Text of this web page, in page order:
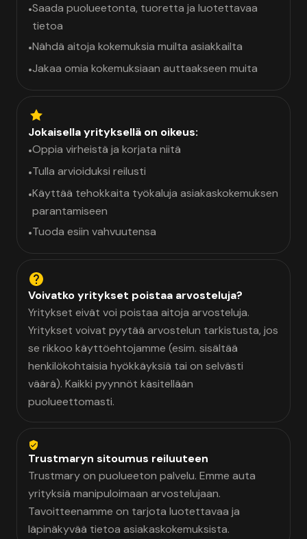
•Saada puolueetonta, tuoretta ja luotettavaa
tietoa
•Nähdä aitoja kokemuksia muilta asiakkailta
•Jakaa omia kokemuksiaan auttaakseen muita
Jokaisella yrityksellä on oikeus:
•Oppia virheistä ja korjata niitä
•Tulla arvioiduksi reilusti
•Käyttää tehokkaita työkaluja asiakaskokemuksen
parantamiseen
•Tuoda esiin vahvuutensa
Voivatko yritykset poistaa arvosteluja?
Yritykset eivät voi poistaa aitoja arvosteluja.
Yritykset voivat pyytää arvostelun tarkistusta, jos
se rikkoo käyttöehtojamme (esim. sisältää
henkilökohtaisia hyökkäyksiä tai on selvästi
väärä). Kaikki pyynnöt käsitellään
puolueettomasti.
Trustmaryn sitoumus reiluuteen
Trustmary on puolueeton palvelu. Emme auta
yrityksiä manipuloimaan arvostelujaan.
Tavoitteenamme on tarjota luotettavaa ja
läpinäkyvää tietoa asiakaskokemuksista.